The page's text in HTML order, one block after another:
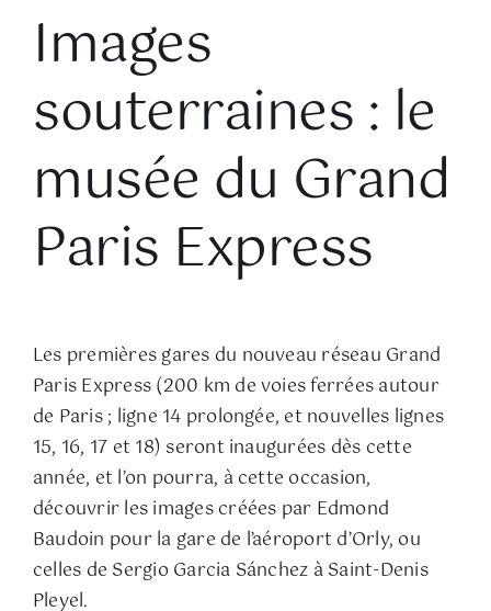
Images
souterraines : le
musée du Grand
Paris Express
Les premières gares du nouveau réseau Grand
Paris Express (200 km de voies ferrées autour
de Paris ; ligne 14 prolongée, et nouvelles lignes
15, 16, 17 et 18) seront inaugurées dès cette
année, et l’on pourra, à cette occasion,
découvrir les images créées par Edmond
Baudoin pour la gare de l’aéroport d’Orly, ou
celles de Sergio Garcia Sánchez à Saint-Denis
Pleyel.